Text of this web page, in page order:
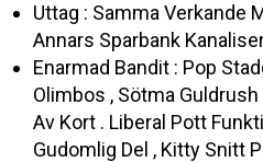
Uttag : Samma Verkande
Annars Sparbank
Enarmad Bandit : Pop
Olimbos , Sötma
Av Kort . Liberal Pott
Gudomlig Del , Kitty Snitt